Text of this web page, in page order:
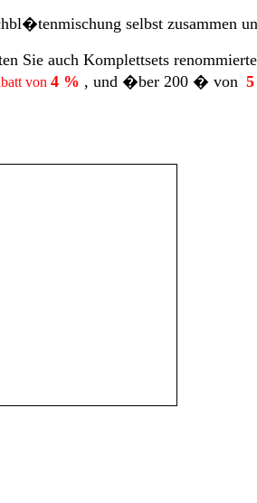
selbst zusammen
Sie auch Komplettsets
von 4 % , und �ber 200 � von